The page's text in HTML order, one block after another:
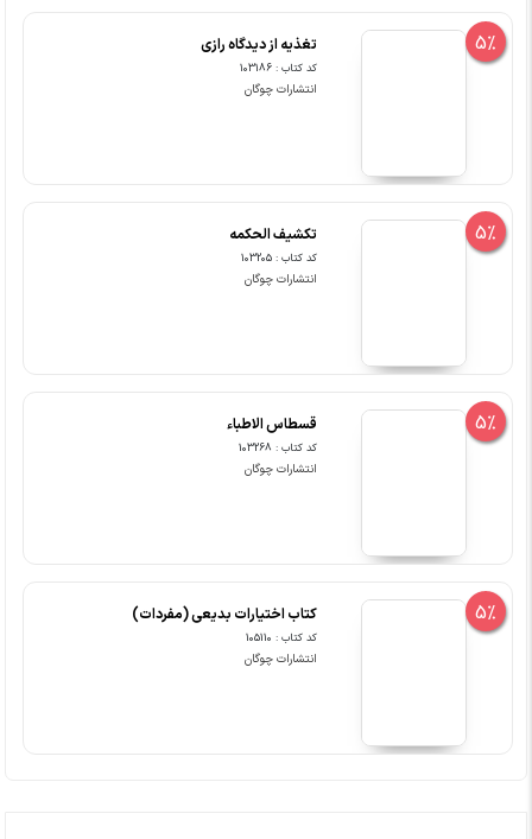
5% تغذیه از دیدگاه رازی
کد کتاب : 103186
انتشارات چوگان
5% تکشیف الحکمه
کد کتاب : 103205
انتشارات چوگان
5% قسطاس الاطباء
کد کتاب : 103268
انتشارات چوگان
5% کتاب اختیارات بدیعی (مفردات)
کد کتاب : 105110
انتشارات چوگان